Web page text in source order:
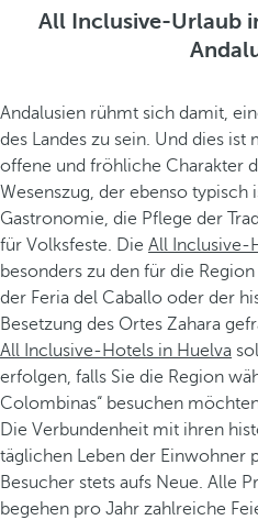
All Inclusive-Urlaub
Andalusien rühmt sich damit,
des Landes zu sein. Und dies
offene und fröhliche Charakter
Wesenszug, der ebenso typisch
Gastronomie, die Pflege der
für Volksfeste. Die All Inclusive-
besonders zu den für die
der Feria del Caballo oder der
Besetzung des Ortes Zahara
All Inclusive-Hotels in Huelva
erfolgen, falls Sie die Region
Colombinas“ besuchen
Die Verbundenheit mit ihren
täglichen Leben der Einwohner
Besucher stets aufs Neue. Alle
begehen pro Jahr zahlreiche